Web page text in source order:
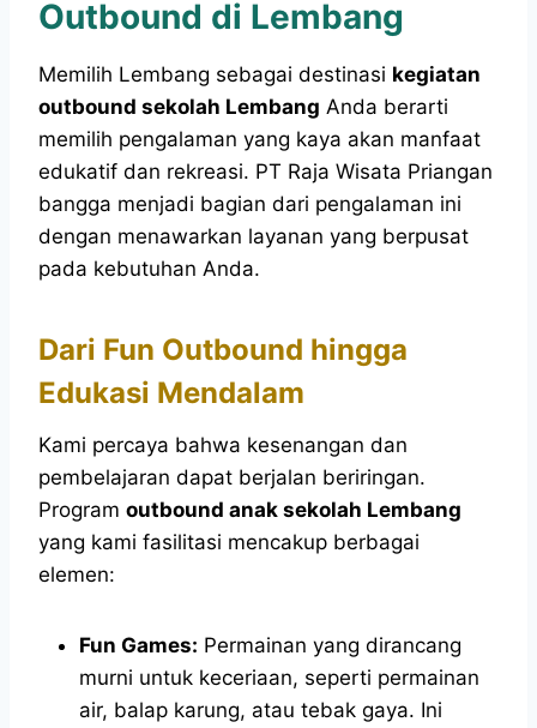
Outbound di Lembang
Memilih Lembang sebagai destinasi kegiatan
outbound sekolah Lembang Anda berarti
memilih pengalaman yang kaya akan manfaat
edukatif dan rekreasi. PT Raja Wisata Priangan
bangga menjadi bagian dari pengalaman ini
dengan menawarkan layanan yang berpusat
pada kebutuhan Anda.
Dari Fun Outbound hingga
Edukasi Mendalam
Kami percaya bahwa kesenangan dan
pembelajaran dapat berjalan beriringan.
Program outbound anak sekolah Lembang
yang kami fasilitasi mencakup berbagai
elemen:
Fun Games: Permainan yang dirancang
murni untuk keceriaan, seperti permainan
air, balap karung, atau tebak gaya. Ini